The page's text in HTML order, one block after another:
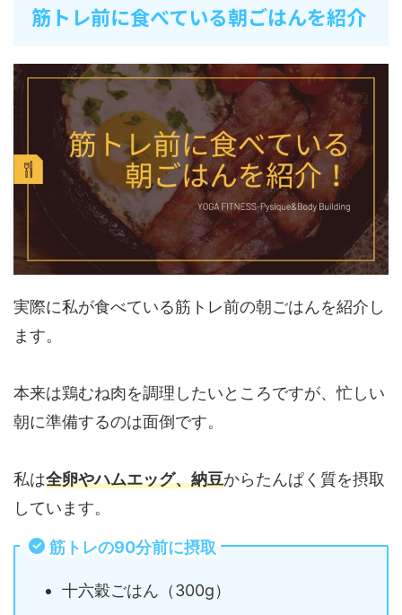
筋トレ前に食べている朝ごはんを紹介
実際に私が食べている筋トレ前の朝ごはんを紹介し
ます。
本来は鶏むね肉を調理したいところですが、忙しい
朝に準備するのは面倒です。
私は全卵やハムエッグ、納豆からたんぱく質を摂取
しています。
筋トレの90分前に摂取
十六穀ごはん（300g）